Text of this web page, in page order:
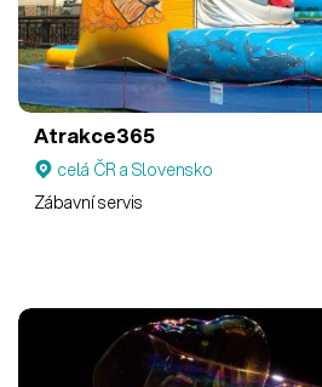
Atrakce365
celá ČR a Slovensko
Zábavní servis